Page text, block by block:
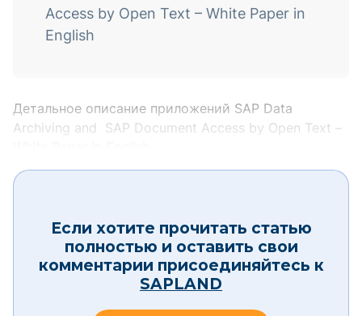
Access by Open Text – White Paper in
English
Детальное описание приложений SAP Data
Archiving and SAP Document Access by Open Text –
Если хотите прочитать статью
полностью и оставить свои
комментарии присоединяйтесь к
SAPLAND